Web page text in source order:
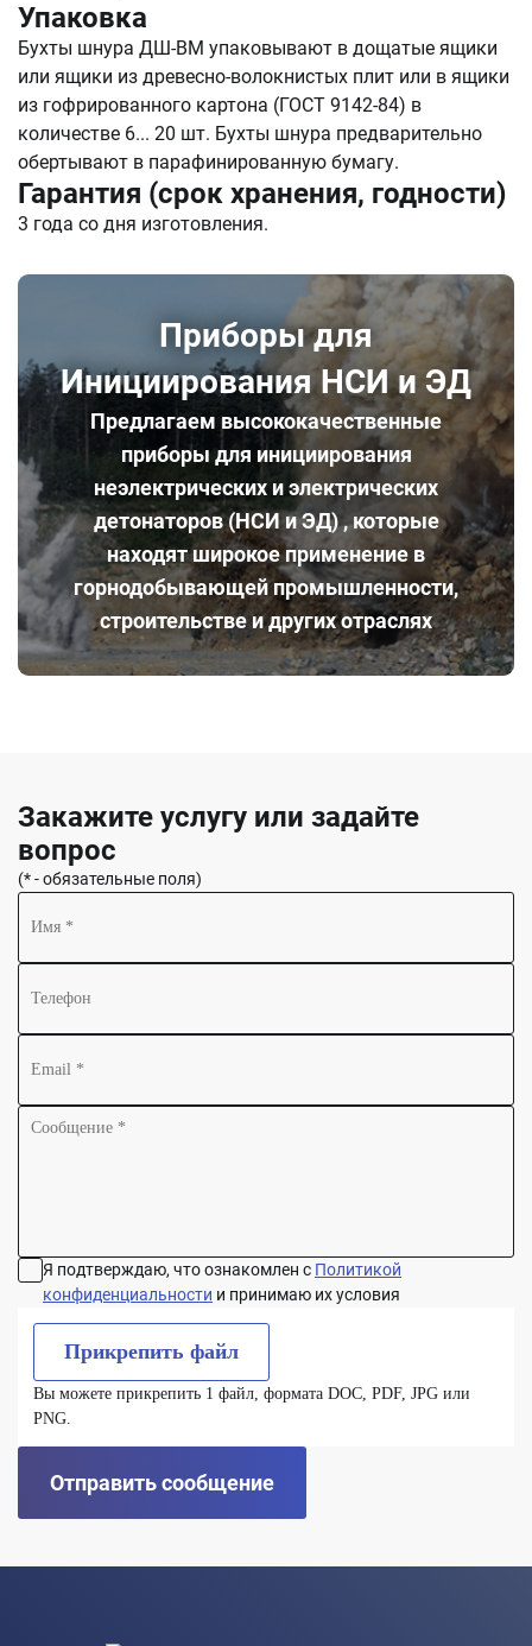
Упаковка
Бухты шнура ДШ-ВМ упаковывают в дощатые ящики
или ящики из древесно-волокнистых плит или в ящики
из гофрированного картона (ГОСТ 9142-84) в
количестве 6... 20 шт. Бухты шнура предварительно
обертывают в парафинированную бумагу.
Гарантия (срок хранения, годности)
3 года со дня изготовления.
Приборы для
Инициирования НСИ и ЭД
Предлагаем высококачественные
приборы для инициирования
неэлектрических и электрических
детонаторов (НСИ и ЭД), которые
находят широкое применение в
горнодобывающей промышленности,
строительстве и других отраслях
Закажите услугу или задайте
вопрос
(* - обязательные поля)
Я подтверждаю, что ознакомлен с Политикой
конфиденциальности и принимаю их условия
Прикрепить файл
Вы можете прикрепить 1 файл, формата DOC, PDF, JPG или
PNG.
Отправить сообщение